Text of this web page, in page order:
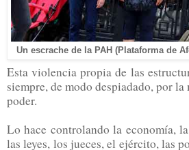
Un escrache de la PAH (Plataforma de
Esta violencia propia de las
siempre, de modo despiadado, por
poder.
Lo hace controlando la economía,
las leyes, los jueces, el ejército, las